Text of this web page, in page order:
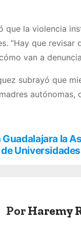
que la violencia
“Hay que
van a
subrayó que
Guadalajara la
PorHaremy